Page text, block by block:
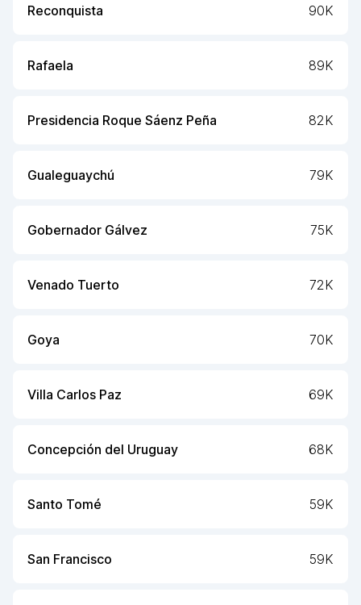
Reconquista 90K
Rafaela 89K
Presidencia Roque Sáenz Peña 82K
Gualeguaychú 79K
Gobernador Gálvez 75K
Venado Tuerto 72K
Goya 70K
Villa Carlos Paz 69K
Concepción del Uruguay 68K
Santo Tomé 59K
San Francisco 59K